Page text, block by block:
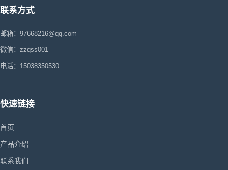
联系方式
邮箱：97668216@qq.com
微信：zzqss001
电话：15038350530
快速链接
首页
产品介绍
联系我们